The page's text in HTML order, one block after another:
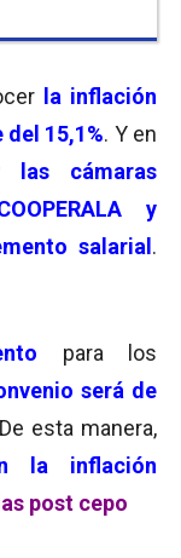
la inflación
del 15,1%. Y en
las cámaras
y
salarial .
para los
será de
esta manera,
la inflación
post cepo